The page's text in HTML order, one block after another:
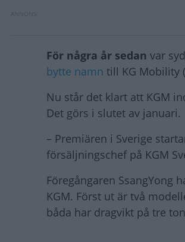
För några år sedan var
bytte namn till KG Mobility
Nu står det klart att KGM
Det görs i slutet av januari.
– Premiären i Sverige
försäljningschef på KGM
Föregångaren
KGM. Först ut är två
båda har dragvikt på tre